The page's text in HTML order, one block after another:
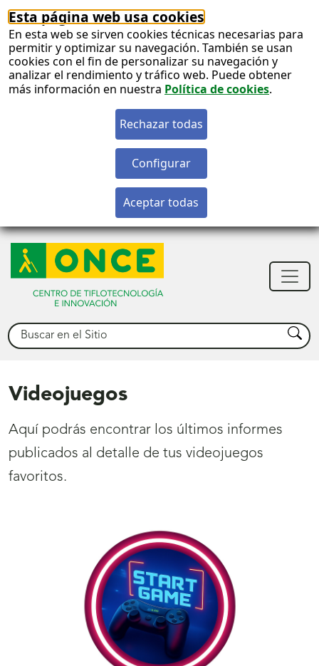
Esta página web usa cookies
En esta web se sirven cookies técnicas necesarias para
permitir y optimizar su navegación. También se usan
cookies con el fin de personalizar su navegación y
analizar el rendimiento y tráfico web. Puede obtener
más información en nuestra Política de cookies.
Buscar Buscar
Videojuegos
Aquí podrás encontrar los últimos informes
publicados al detalle de tus videojuegos
favoritos.